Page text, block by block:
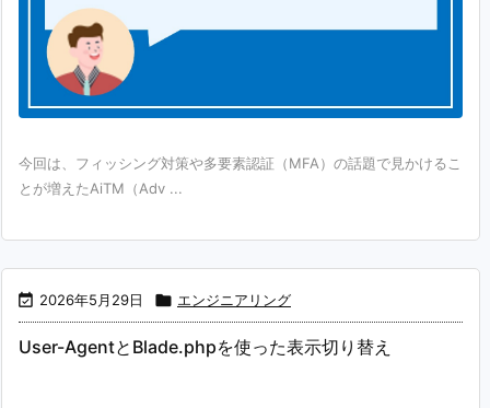
今回は、フィッシング対策や多要素認証（MFA）の話題で見かけるこ
とが増えたAiTM（Adv ...
 2026年5月29日  エンジニアリング
User-AgentとBlade.phpを使った表示切り替え